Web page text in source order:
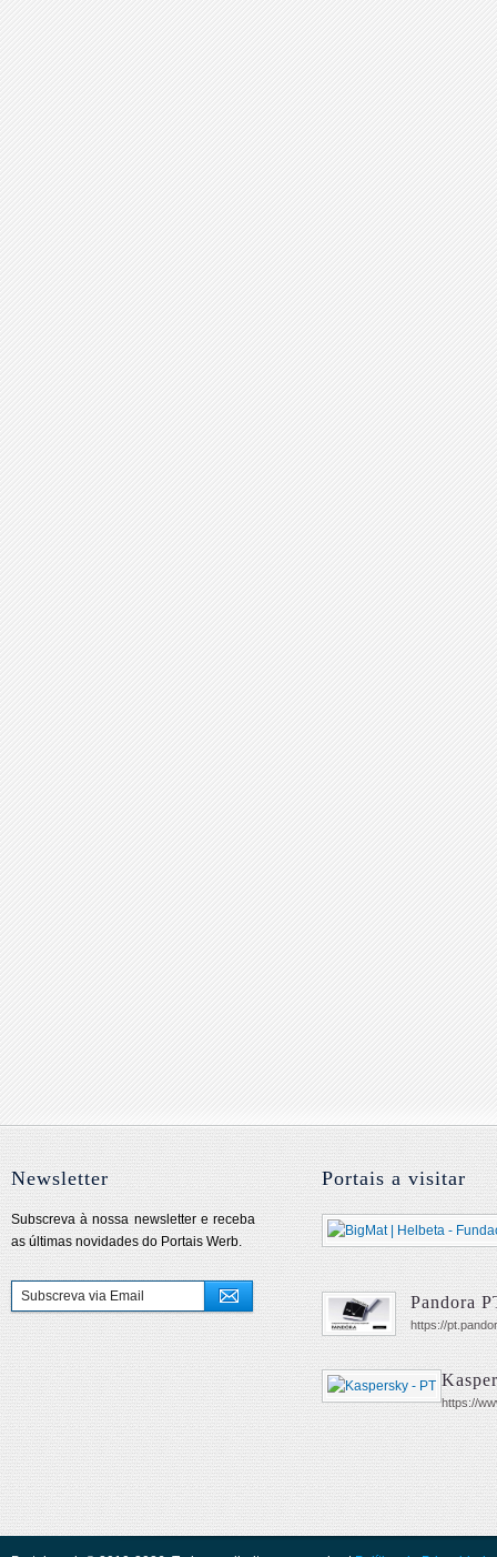
Newsletter
Subscreva à nossa newsletter e receba
as últimas novidades do Portais Werb.
Portais a visitar
Pandora
https://
https://